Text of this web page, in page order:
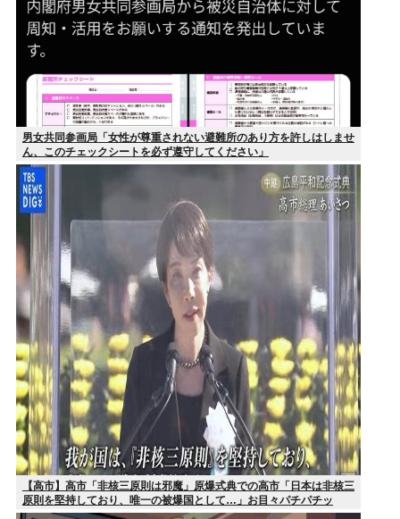
男女共同参画局「女性が尊重されない避難所のあり方を許しはしませ
ん、このチェックシートを必ず遵守してください」
【高市】高市「非核三原則は邪魔」原爆式典での高市「日本は非核三
原則を堅持しており、唯一の被爆国として…」お目々パチパチッ